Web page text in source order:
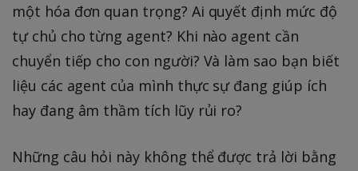
một hóa đơn quan trọng? Ai quyết định mức độ
tự chủ cho từng agent? Khi nào agent cần
chuyển tiếp cho con người? Và làm sao bạn biết
liệu các agent của mình thực sự đang giúp ích
hay đang âm thầm tích lũy rủi ro?
Những câu hỏi này không thể được trả lời bằng